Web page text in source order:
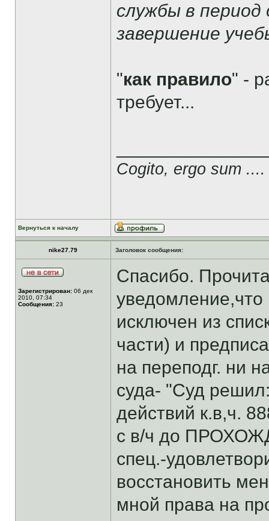
службы в
завершение
"как правило" -
требует...
Cogito, ergo sum ....
Вернуться к началу
nike27.79 Заголовок сообщения:
Зарегистрирован: 06 дек
2010, 07:34
Сообщения: 23
Спасибо.
уведомление,что
исключен из
части) и
на переподг. ни
суда- "Суд
действий к.в,ч.
с в/ч до
спец.-
восстановить
мной права на